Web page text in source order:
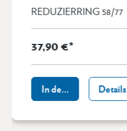
REDUZIERRING 58/77
37,90 €*
In den WarenkorbDetails